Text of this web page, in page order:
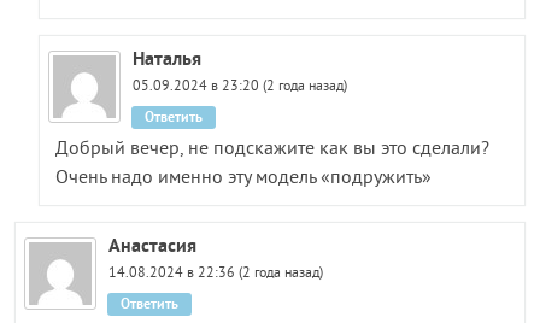
Наталья
05.09.2024 в 23:20 (2 года назад)
Добрый вечер, не подскажите как вы это сделали?
Очень надо именно эту модель «подружить»
Ответить
Анастасия
14.08.2024 в 22:36 (2 года назад)
Ответить